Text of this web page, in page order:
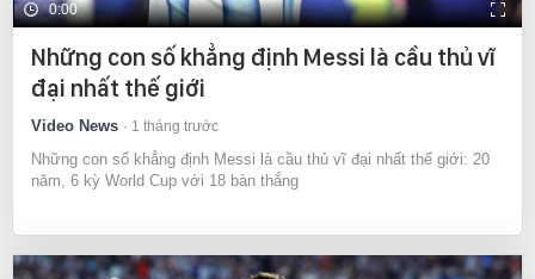
0:00
Những con số khẳng định Messi là cầu thủ vĩ
đại nhất thế giới
Video News 1 tháng trước
Những con số khẳng định Messi là cầu thủ vĩ đại nhất thế giới: 20
năm, 6 kỳ World Cup với 18 bàn thắng